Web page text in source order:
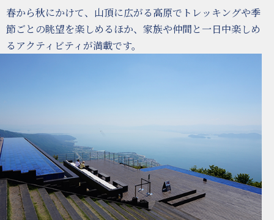
春から秋にかけて、山頂に広がる高原でトレッキングや季
節ごとの眺望を楽しめるほか、家族や仲間と一日中楽しめ
るアクティビティが満載です。